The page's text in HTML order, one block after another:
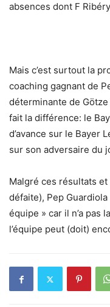
absences dont F
Mais c’est surtout la
coaching gagnant de
déterminante de
fait la différence: le
d’avance sur le Bayer
sur son adversaire du
Malgré ces résultats
défaite), Pep Guardiola
équipe » car il n’a pas
l’équipe peut (doit)